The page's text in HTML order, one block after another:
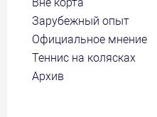
Зарубежный опыт
Официальное мнение
Теннис на колясках
Архив